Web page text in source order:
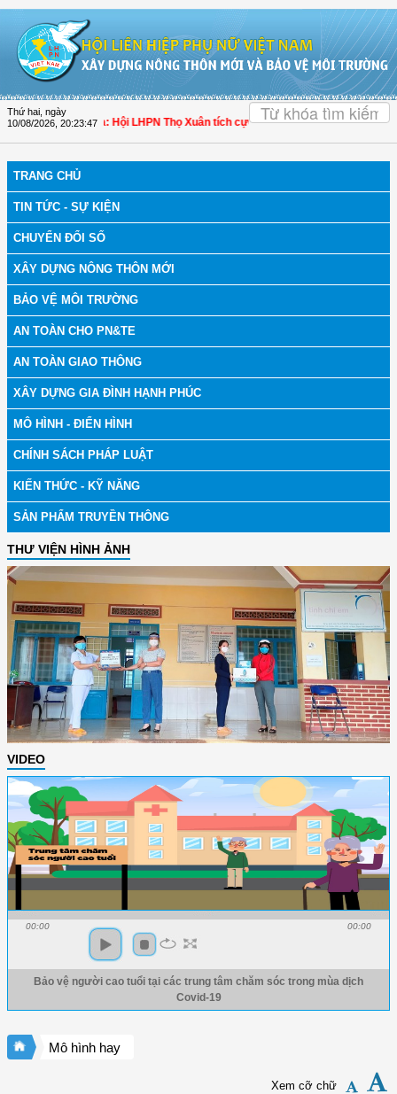
Thứ hai, ngày
10/08/2026 20:23:48
| Thanh Hóa: Hội LHPN Thọ Xuân tích cực góp phần nâng cao tỷ lệ người
TRANG CHỦ
TIN TỨC - SỰ KIỆN
CHUYỂN ĐỔI SỐ
XÂY DỰNG NÔNG THÔN MỚI
BẢO VỆ MÔI TRƯỜNG
AN TOÀN CHO PN&TE
AN TOÀN GIAO THÔNG
XÂY DỰNG GIA ĐÌNH HẠNH PHÚC
MÔ HÌNH - ĐIỂN HÌNH
CHÍNH SÁCH PHÁP LUẬT
KIẾN THỨC - KỸ NĂNG
SẢN PHẨM TRUYỀN THÔNG
THƯ VIỆN HÌNH ẢNH
VIDEO
00:00 00:00
Bảo vệ người cao tuổi tại các trung tâm chăm sóc trong mùa dịch
Covid-19
Mô hình hay
Xem cỡ chữ
OK